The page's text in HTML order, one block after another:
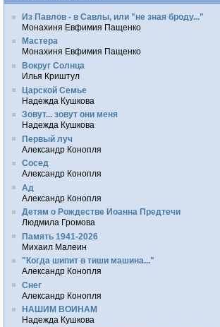
Из Павлов - в Савлы, или "не зная броду..."
Монахиня Евфимия Пащенко
Мастера
Монахиня Евфимия Пащенко
Вокруг Солнца
Илья Криштул
Царской Семье
Надежда Кушкова
Зовут... зовут они меня
Надежда Кушкова
Первый луч
Александр Конопля
Сосед
Александр Конопля
Ад
Александр Конопля
Детям о Рождестве Иоанна Предтечи
Людмила Громова
Память 1941-2026
Михаил Малеин
"Когда шипит в тиши машина..."
Александр Конопля
Снег
Александр Конопля
НАШИМ ВОИНАМ
Надежда Кушкова